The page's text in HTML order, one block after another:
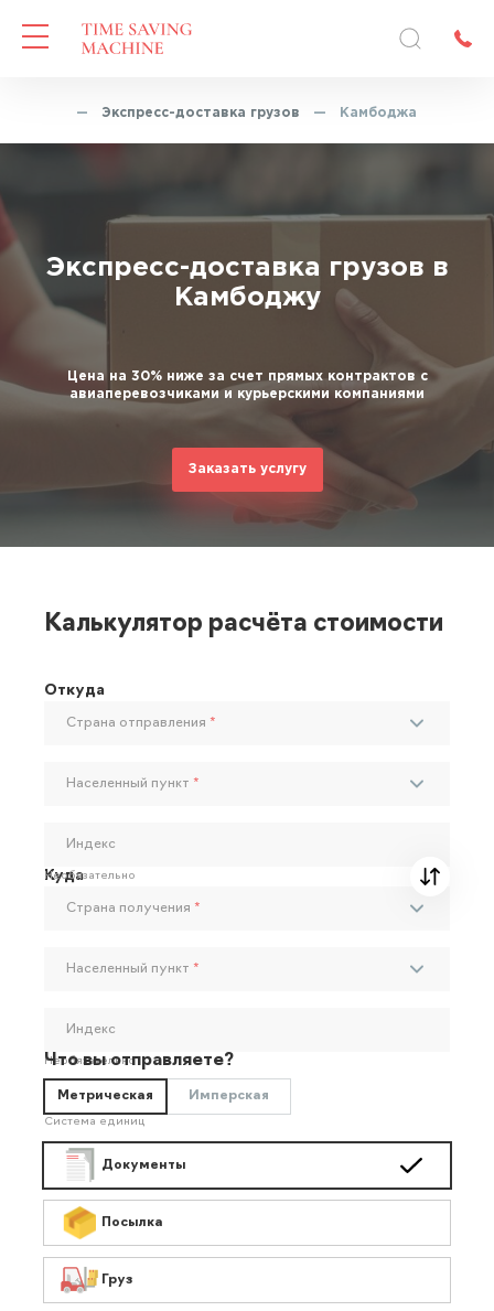
— Экспресс-доставка грузов — Камбоджа
Экспресс-доставка грузов в
Камбоджу
Цена на 30% ниже за счет прямых контрактов с
авиаперевозчиками и курьерскими компаниями
Заказать услугу
Калькулятор расчёта стоимости
Откуда
Страна отправления *
Населенный пункт *
Индекс
Необязательно
Куда
Страна получения *
Населенный пункт *
Индекс
Необязательно
Что вы отправляете?
Метрическая Имперская
Система единиц
Документы
Посылка
Груз